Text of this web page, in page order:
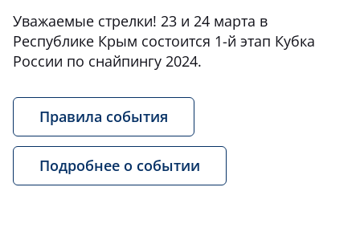
Уважаемые стрелки! 23 и 24 марта в
Республике Крым состоится 1-й этап Кубка
России по снайпингу 2024.
Правила события
Подробнее о событии